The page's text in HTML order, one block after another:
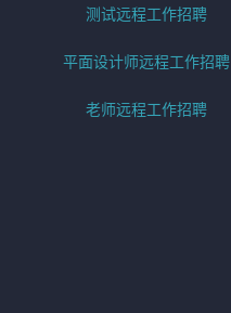
测试远程工作招聘
平面设计师远程工作招聘
老师远程工作招聘